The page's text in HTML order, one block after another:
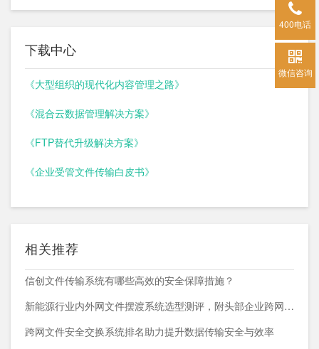
下载中心
《大型组织的现代化内容管理之路》
《混合云数据管理解决方案》
《FTP替代升级解决方案》
《企业受管文件传输白皮书》
相关推荐
信创文件传输系统有哪些高效的安全保障措施？
新能源行业内外网文件摆渡系统选型测评，附头部企业跨网部署案例
跨网文件安全交换系统排名助力提升数据传输安全与效率
400电话
微信咨询